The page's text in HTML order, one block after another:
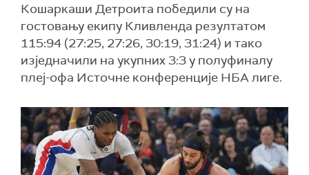
Кошаркаши Детроита победили су на
гостовању екипу Кливленда резултатом
115:94 (27:25, 27:26, 30:19, 31:24) и тако
изједначили на укупних 3:3 у полуфиналу
плеј-офа Источне конференције НБА лиге.